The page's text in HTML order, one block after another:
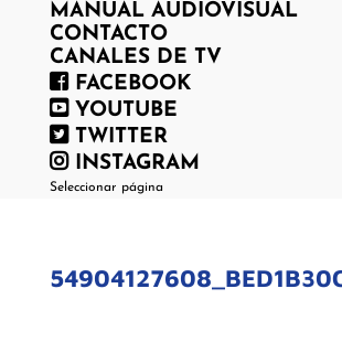
MANUAL AUDIOVISUAL
CONTACTO
CANALES DE TV
FACEBOOK
YOUTUBE
TWITTER
INSTAGRAM
Seleccionar página